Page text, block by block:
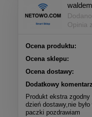
Opinia
Ocena produktu:
Ocena sklepu:
Ocena dostawy:
Dodatkowy
Produkt ekstra
dzień dostawy,nie
paczki pozdrawiam